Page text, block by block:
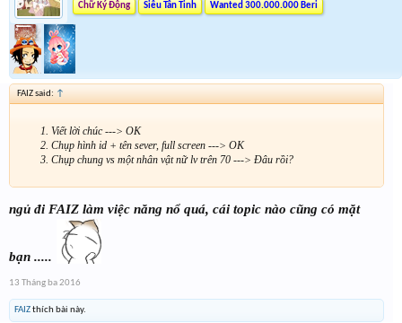
Chữ Ký Động
Siêu Tân Tinh Wanted 300.000.000 Beri
FAIZ said: ↑
Viết lời chúc ---> OK
Chụp hình id + tên sever, full screen ---> OK
Chụp chung vs một nhân vật nữ lv trên 70 ---> Đâu rồi?
ngủ đi FAIZ làm việc năng nổ quá, cái topic nào cũng có mặt
bạn .....
13 Tháng ba 2016
FAIZthích bài này.